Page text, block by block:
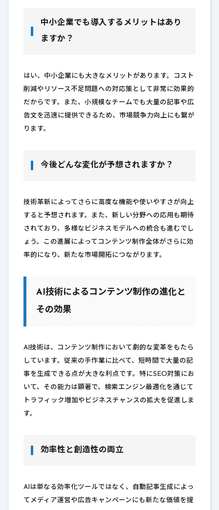
中小企業でも導入するメリットはあり
ますか？
はい、中小企業にも大きなメリットがあります。コスト
削減やリソース不足問題への対応策として非常に効果的
だからです。また、小規模なチームでも大量の記事や広
告文を迅速に提供できるため、市場競争力向上にも繋が
ります。
今後どんな変化が予想されますか？
技術革新によってさらに高度な機能や使いやすさが向上
すると予想されます。また、新しい分野への応用も期待
されており、多様なビジネスモデルへの統合も進むでし
ょう。この進展によってコンテンツ制作全体がさらに効
率的になり、新たな市場開拓につながります。
AI技術によるコンテンツ制作の進化と
その効果
AI技術は、コンテンツ制作において劇的な変革をもたら
しています。従来の手作業に比べて、短時間で大量の記
事を生成できる点が大きな利点です。特にSEO対策にお
いて、その能力は顕著で、検索エンジン最適化を通じて
トラフィック増加やビジネスチャンスの拡大を促進しま
す。
効率性と創造性の両立
AIは単なる効率化ツールではなく、自動記事生成によっ
てメディア運営や広告キャンペーンにも新たな価値を提